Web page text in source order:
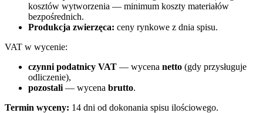
kosztów wytworzenia — minimum koszty materiałów
bezpośrednich.
Produkcja zwierzęca: ceny rynkowe z dnia spisu.
VAT w wycenie:
czynni podatnicy VAT — wycena netto (gdy przysługuje
odliczenie),
pozostali — wycena brutto.
Termin wyceny: 14 dni od dokonania spisu ilościowego.